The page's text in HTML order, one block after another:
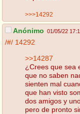
>>>14292
Anónimo 01/05/22
/#/ 14292
>>14287
¿Crees que sea
que no saben
sienten mal
que han visto
dos amigos y
pero de pronto